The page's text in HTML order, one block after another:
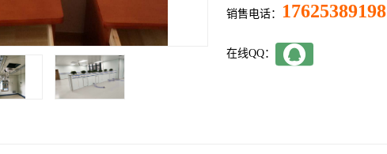
销售电话： 17625389198
在线QQ：